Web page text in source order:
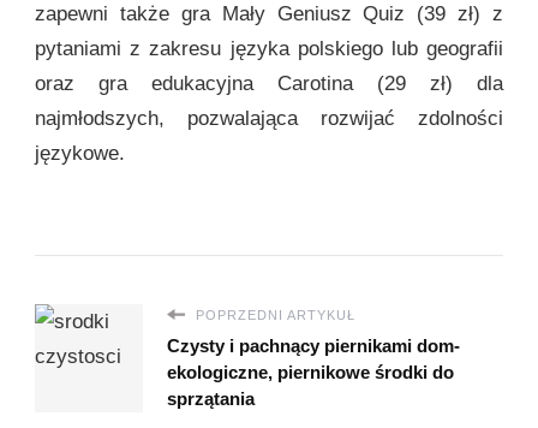
zapewni także gra Mały Geniusz Quiz (39 zł) z
pytaniami z zakresu języka polskiego lub geografii
oraz gra edukacyjna Carotina (29 zł) dla
najmłodszych, pozwalająca rozwijać zdolności
językowe.
POPRZEDNI ARTYKUŁ
Czysty i pachnący piernikami dom-
ekologiczne, piernikowe środki do
sprzątania